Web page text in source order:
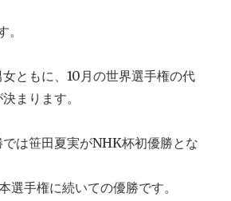
。
ともに、10月の世界選手権の代
まります。
は笹田夏実がNHK杯初優勝とな
選手権に続いての優勝です。